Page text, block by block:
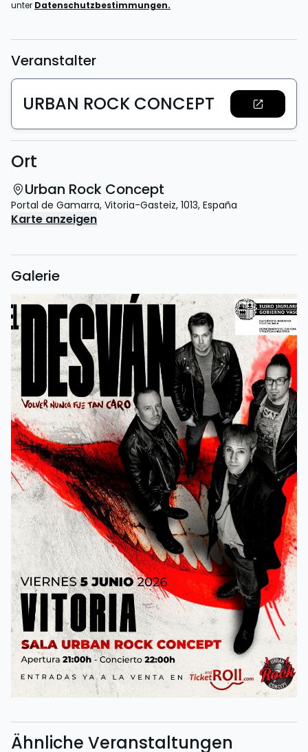
unter Datenschutzbestimmungen.
Veranstalter
URBAN ROCK CONCEPT
Ort
Urban Rock Concept
Portal de Gamarra, Vitoria-Gasteiz, 1013, España
Karte anzeigen
Galerie
Ähnliche Veranstaltungen